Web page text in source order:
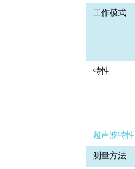
工作模式
特性
超声波特性
测量方法